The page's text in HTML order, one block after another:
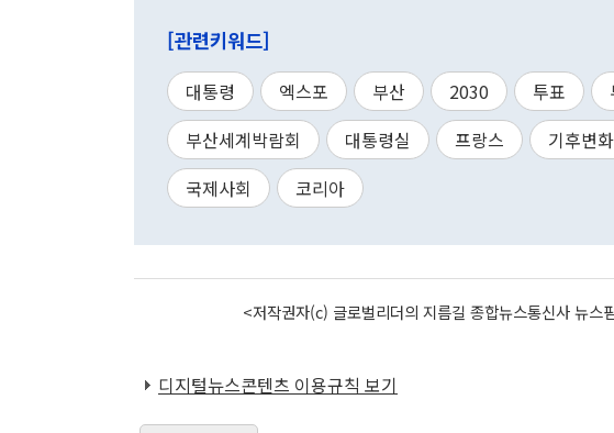
[관련키워드]
대통령 엑스포 부산 2030 투표
부산세계박람회
대통령실 프랑스 기후변화
국제사회
코리아
<저작권자(c) 글로벌리더의 지름길 종합뉴스통신사 뉴
디지털뉴스콘텐츠 이용규칙 보기